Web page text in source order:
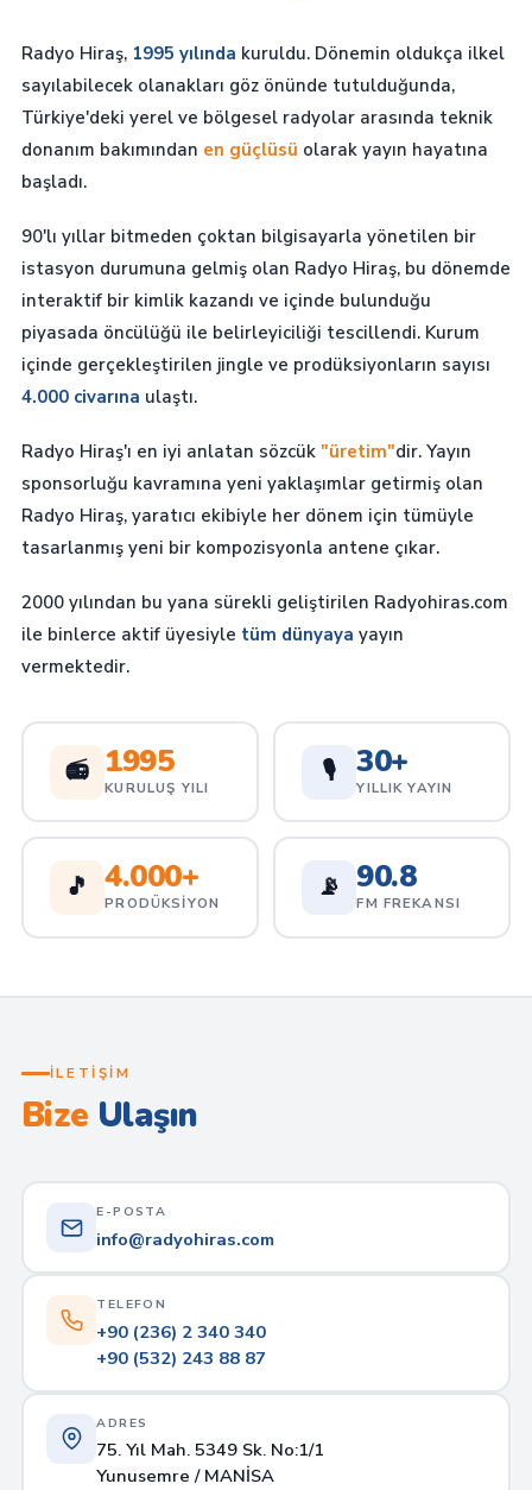
Radyo Hiraş, 1995 yılında kuruldu. Dönemin oldukça ilkel
sayılabilecek olanakları göz önünde tutulduğunda,
Türkiye'deki yerel ve bölgesel radyolar arasında teknik
donanım bakımından en güçlüsü olarak yayın hayatına
başladı.
90'lı yıllar bitmeden çoktan bilgisayarla yönetilen bir
istasyon durumuna gelmiş olan Radyo Hiraş, bu dönemde
interaktif bir kimlik kazandı ve içinde bulunduğu
piyasada öncülüğü ile belirleyiciliği tescillendi. Kurum
içinde gerçekleştirilen jingle ve prodüksiyonların sayısı
4.000 civarına ulaştı.
Radyo Hiraş'ı en iyi anlatan sözcük "üretim"dir. Yayın
sponsorluğu kavramına yeni yaklaşımlar getirmiş olan
Radyo Hiraş, yaratıcı ekibiyle her dönem için tümüyle
tasarlanmış yeni bir kompozisyonla antene çıkar.
2000 yılından bu yana sürekli geliştirilen Radyohiras.com
ile binlerce aktif üyesiyle tüm dünyaya yayın
vermektedir.
📻 1995
KURULUŞ YILI
🎙️ 30+
YILLIK YAYIN
🎵 4.000+
PRODÜKSIYON
📡 90.8
FM FREKANSI
İLETIŞIM
Bize Ulaşın
E-POSTA
info@radyohiras.com
TELEFON
+90 (236) 2 340 340
+90 (532) 243 88 87
ADRES
75. Yıl Mah. 5349 Sk. No:1/1
Yunusemre / MANİSA